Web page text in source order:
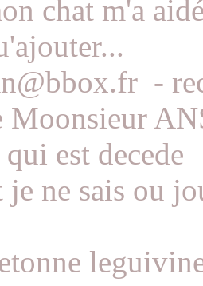
chat m'a
-
Moonsieur
est decede
ne sais ou